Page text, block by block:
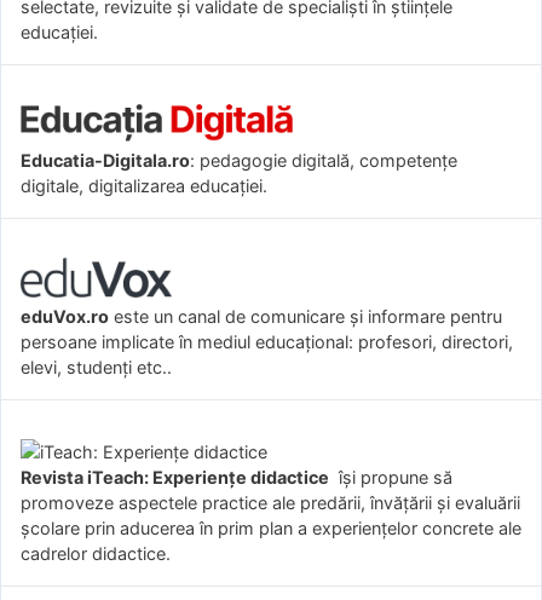
selectate, revizuite și validate de specialiști în științele
educației.
Educatia-Digitala.ro: pedagogie digitală, competențe
digitale, digitalizarea educației.
eduVox.ro este un canal de comunicare și informare pentru
persoane implicate în mediul educațional: profesori, directori,
elevi, studenți etc..
Revista iTeach: Experienţe didactice îşi propune să
promoveze aspectele practice ale predării, învăţării şi evaluării
şcolare prin aducerea în prim plan a experienţelor concrete ale
cadrelor didactice.